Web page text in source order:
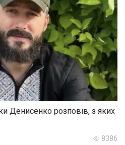
Денисенко розповів, з яких
8386